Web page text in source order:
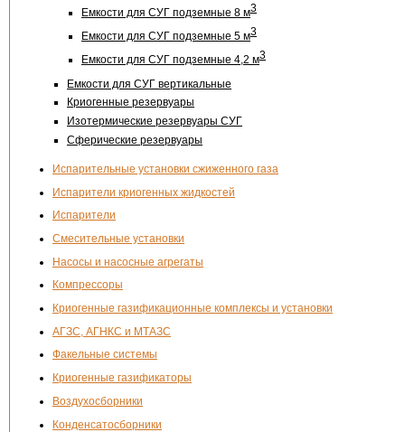
Емкости для СУГ подземные 8 м3
Емкости для СУГ подземные 5 м3
Емкости для СУГ подземные 4,2 м3
Емкости для СУГ вертикальные
Криогенные резервуары
Изотермические резервуары СУГ
Сферические резервуары
Испарительные установки сжиженного газа
Испарители криогенных жидкостей
Испарители
Смесительные установки
Насосы и насосные агрегаты
Компрессоры
Криогенные газификационные комплексы и установки
АГЗС, АГНКС и МТАЗС
Факельные системы
Криогенные газификаторы
Воздухосборники
Конденсатосборники